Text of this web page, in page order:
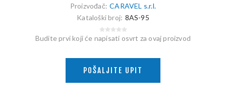
Proizvođač: CARAVEL s.r.l.
Kataloški broj: 8AS-95
Budite prvi koji će napisati osvrt za ovaj proizvod
POŠALJITE UPIT